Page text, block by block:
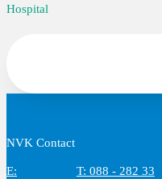
Hospital
NVK Contact
E:
T: 088 - 282 33